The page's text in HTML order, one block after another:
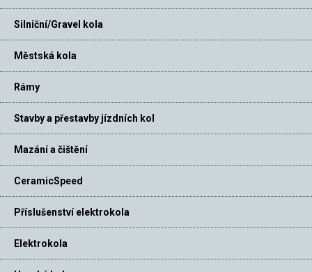
Silniční/Gravel kola
Městská kola
Rámy
Stavby a přestavby jízdních kol
Mazání a čištění
CeramicSpeed
Příslušenství elektrokola
Elektrokola